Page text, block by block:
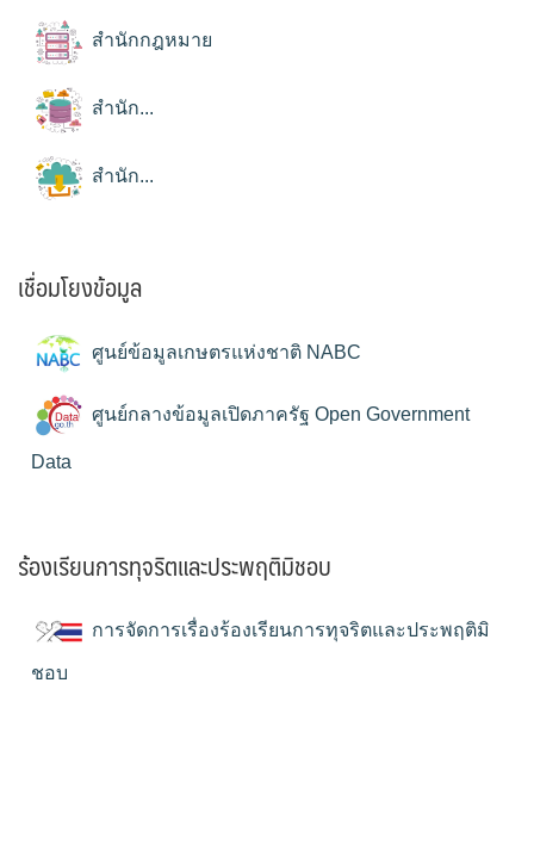
สำนักกฎหมาย
สำนัก...
สำนัก...
เชื่อมโยงข้อมูล
ศูนย์ข้อมูลเกษตรแห่งชาติ NABC
ศูนย์กลางข้อมูลเปิดภาครัฐ Open Government
Data
ร้องเรียนการทุจริตและประพฤติมิชอบ
การจัดการเรื่องร้องเรียนการทุจริตและประพฤติมิ
ชอบ